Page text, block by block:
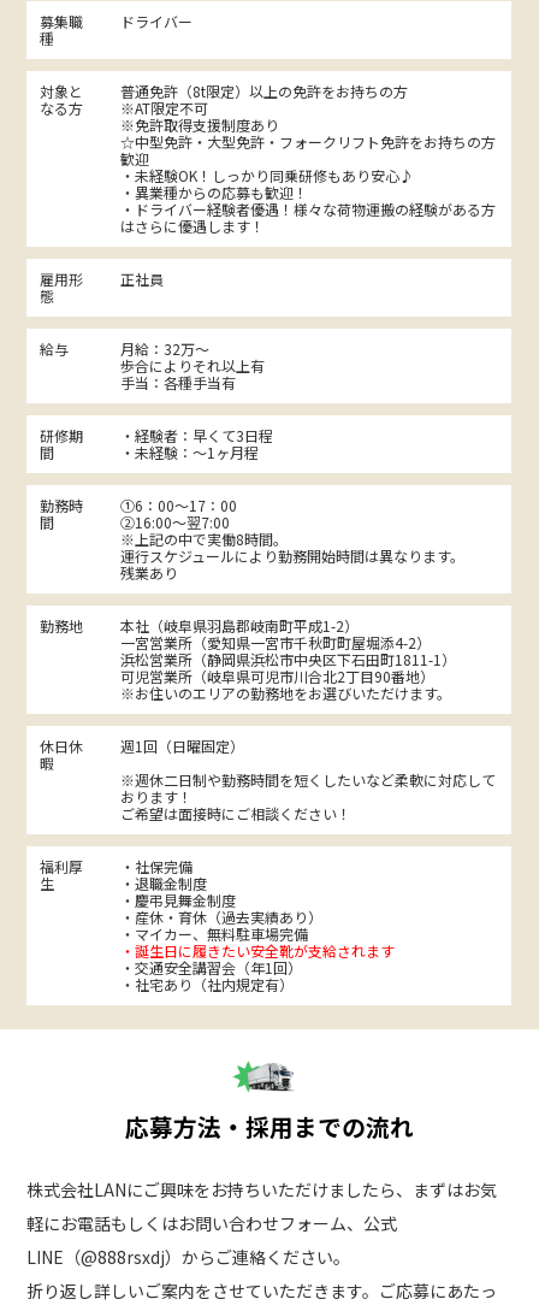
募集職
種
ドライバー
対象と
なる方
普通免許（8t限定）以上の免許をお持ちの方
※AT限定不可
※免許取得支援制度あり
☆中型免許・大型免許・フォークリフト免許をお持ちの方
歓迎
・未経験OK！しっかり同乗研修もあり安心♪
・異業種からの応募も歓迎！
・ドライバー経験者優遇！様々な荷物運搬の経験がある方
はさらに優遇します！
雇用形
態
正社員
給与
月給：32万～
歩合によりそれ以上有
手当：各種手当有
研修期
間
・経験者：早くて3日程
・未経験：～1ヶ月程
勤務時
間
①6：00～17：00
②16:00～翌7:00
※上記の中で実働8時間。
運行スケジュールにより勤務開始時間は異なります。
残業あり
勤務地
本社（岐阜県羽島郡岐南町平成1-2）
一宮営業所（愛知県一宮市千秋町町屋堀添4-2）
浜松営業所（静岡県浜松市中央区下石田町1811-1）
可児営業所（岐阜県可児市川合北2丁目90番地）
※お住いのエリアの勤務地をお選びいただけます。
休日休
暇
週1回（日曜固定）
※週休二日制や勤務時間を短くしたいなど柔軟に対応して
おります！
ご希望は面接時にご相談ください！
福利厚
生
・社保完備
・退職金制度
・慶弔見舞金制度
・産休・育休（過去実績あり）
・マイカー、無料駐車場完備
・誕生日に履きたい安全靴が支給されます
・交通安全講習会（年1回）
・社宅あり（社内規定有）
応募方法・採用までの流れ
株式会社LANにご興味をお持ちいただけましたら、まずはお気
軽にお電話もしくはお問い合わせフォーム、公式
LINE（@888rsxdj）からご連絡ください。
折り返し詳しいご案内をさせていただきます。ご応募にあたっ